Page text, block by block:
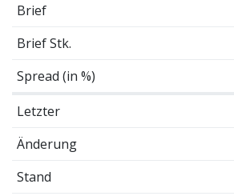
Brief
Brief Stk.
Spread (in %)
Letzter
Änderung
Stand